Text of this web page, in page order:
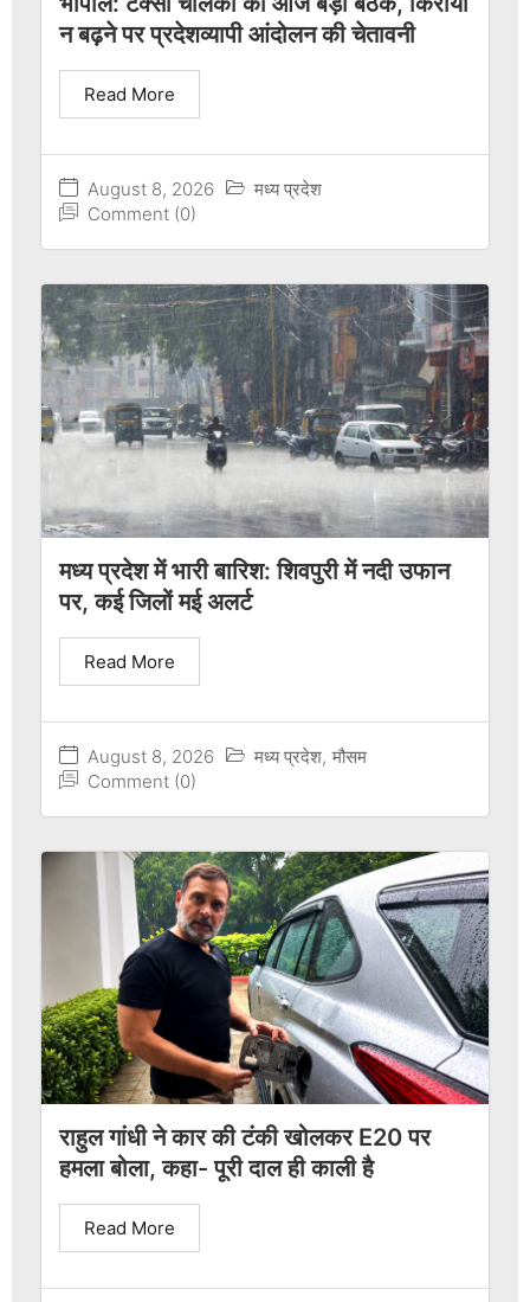
न बढ़ने पर प्रदेशव्यापी आंदोलन की चेतावनी
August 8, 2026
मध्य प्रदेश
Comment (0)
Read More
मध्य प्रदेश में भारी बारिश: शिवपुरी में नदी उफान
पर, कई जिलों मई अलर्ट
August 8, 2026 मध्य प्रदेश, मौसम
Comment (0)
Read More
राहुल गांधी ने कार की टंकी खोलकर E20 पर
हमला बोला, कहा- पूरी दाल ही काली है
Read More